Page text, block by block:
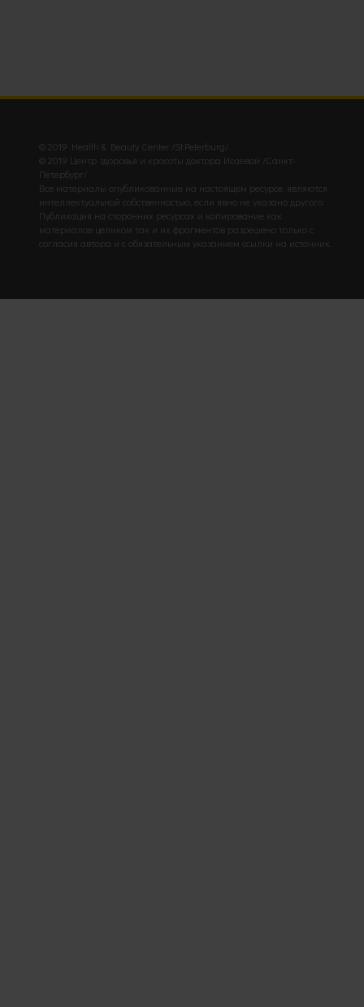
© 2019 Health & Beauty Center /St.Peterburg/.
© 2019 Центр здоровья и красоты доктора Исаевой /Санкт-
Петербург/.
Все материалы опубликованные на настоящем ресурсе, являются
интеллектуальной собственностью, если явно не указано другого.
Публикация на сторонних ресурсах и копирование как
материалов целиком так и их фрагментов разрешено только с
согласия автора и с обязательным указанием ссылки на источник.